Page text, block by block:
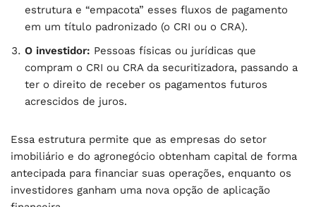
estrutura e “empacota” esses fluxos de pagamento
em um título padronizado (o CRI ou o CRA).
O investidor: Pessoas físicas ou jurídicas que
compram o CRI ou CRA da securitizadora, passando a
ter o direito de receber os pagamentos futuros
acrescidos de juros.
Essa estrutura permite que as empresas do setor
imobiliário e do agronegócio obtenham capital de forma
antecipada para financiar suas operações, enquanto os
investidores ganham uma nova opção de aplicação